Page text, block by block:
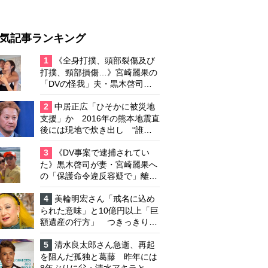
記事ランキング
1
《全身打撲、頭部裂傷及び
打撲、頸部損傷…》宮崎麗果の
「DVの怪我」夫・黒木啓司の
逮捕で始まる「夫婦の闘争」
2
中居正広「ひそかに被災地
支援」か 2016年の熊本地震直
後には現地で炊き出し “誰に
も知られなくて良い”と、むし
ろ強まる福祉活動への思い
3
《DV事案で逮捕されてい
た》黒木啓司が妻・宮崎麗果へ
の「保護命令違反容疑で」離婚
協議は「第二ステージ」へ
4
美輪明宏さん「戒名に込め
られた意味」と10億円以上「巨
額遺産の行方」 つきっきりで
私生活をサポートしていた元俳
優が相続か
5
清水良太郎さん急逝、再起
を阻んだ孤独と葛藤 昨年には